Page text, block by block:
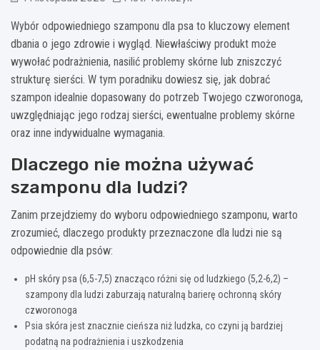
Wybór odpowiedniego szamponu dla psa to kluczowy element
dbania o jego zdrowie i wygląd. Niewłaściwy produkt może
wywołać podrażnienia, nasilić problemy skórne lub zniszczyć
strukturę sierści. W tym poradniku dowiesz się, jak dobrać
szampon idealnie dopasowany do potrzeb Twojego czworonoga,
uwzględniając jego rodzaj sierści, ewentualne problemy skórne
oraz inne indywidualne wymagania.
Dlaczego nie można używać
szamponu dla ludzi?
Zanim przejdziemy do wyboru odpowiedniego szamponu, warto
zrozumieć, dlaczego produkty przeznaczone dla ludzi nie są
odpowiednie dla psów:
pH skóry psa (6,5-7,5) znacząco różni się od ludzkiego (5,2-6,2) –
szampony dla ludzi zaburzają naturalną barierę ochronną skóry
czworonoga
Psia skóra jest znacznie cieńsza niż ludzka, co czyni ją bardziej
podatną na podrażnienia i uszkodzenia